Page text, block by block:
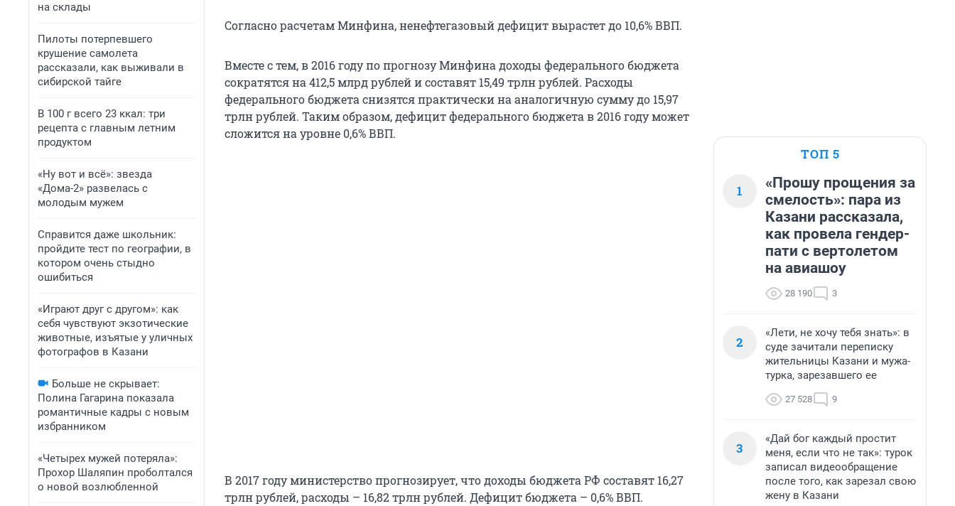
на склады
Пилоты потерпевшего
крушение самолета
рассказали, как выживали в
сибирской тайге
В 100 г всего 23 ккал: три
рецепта с главным летним
продуктом
«Ну вот и всё»: звезда
«Дома-2» развелась с
молодым мужем
Справится даже школьник:
пройдите тест по географии, в
котором очень стыдно
ошибиться
«Играют друг с другом»: как
себя чувствуют экзотические
животные, изъятые у уличных
фотографов в Казани
Больше не скрывает:
Полина Гагарина показала
романтичные кадры с новым
избранником
«Четырех мужей потеряла»:
Прохор Шаляпин проболтался
о новой возлюбленной
Согласно расчетам Минфина, ненефтегазовый дефицит вырастет до 10,6% ВВП.
Вместе с тем, в 2016 году по прогнозу Минфина доходы федерального бюджета
сократятся на 412,5 млрд рублей и составят 15,49 трлн рублей. Расходы
федерального бюджета снизятся практически на аналогичную сумму до 15,97
трлн рублей. Таким образом, дефицит федерального бюджета в 2016 году может
сложится на уровне 0,6% ВВП.
В 2017 году министерство прогнозирует, что доходы бюджета РФ составят 16,27
трлн рублей, расходы – 16,82 трлн рублей. Дефицит бюджета – 0,6% ВВП.
ТОП 5
1
«Прошу прощения за
смелость»: пара из
Казани рассказала,
как провела гендер-
пати с вертолетом
на авиашоу
28 190 3
2
«Лети, не хочу тебя знать»: в
суде зачитали переписку
жительницы Казани и мужа-
турка, зарезавшего ее
27 528 9
3
«Дай бог каждый простит
меня, если что не так»: турок
записал видеообращение
после того, как зарезал свою
жену в Казани